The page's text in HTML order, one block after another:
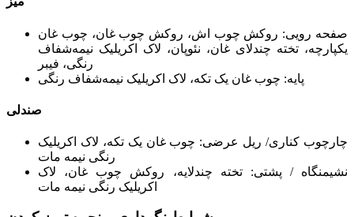
صفحه رویی: روکش چوب اش، روکش چوب غان، چوب غان
یکپارچه، تخته چندلای غان، نئوپان، لاک اکریلیک نیمه‌شفاف
رنگی، فیبر
پایه: چوب غان یک تکه، لاک اکریلیک نیمه‌شفاف رنگی
صندلی
چارچوب کناری/ ریل عرضی: چوب غان یک تکه، لاک اکریلیک
رنگی نیمه مات
نشیمنگاه / پشتی: تخته چندلایه، روکش چوب غان، لاک
اکریلیک رنگی نیمه مات